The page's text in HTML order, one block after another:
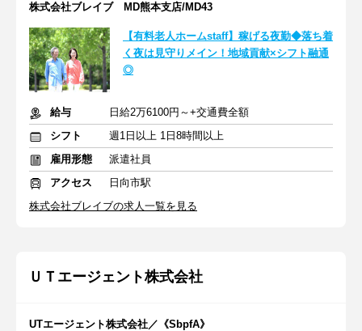
株式会社ブレイブ MD熊本支店/MD43
【有料老人ホームstaff】稼げる夜勤◆落ち着
く夜は見守りメイン！地域貢献×シフト融通
◎
給与
日給2万6100円～+交通費全額
シフト
週1日以上 1日8時間以上
雇用形態
派遣社員
アクセス
日向市駅
株式会社ブレイブの求人一覧を見る
ＵＴエージェント株式会社
UTエージェント株式会社／《SbpfA》